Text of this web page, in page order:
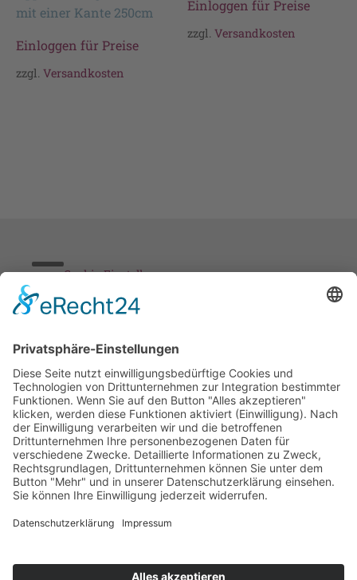
mit einer Kante 250cm
Einloggen für Preise
zzgl. Versandkosten
Einloggen für Preise
zzgl.Versandkosten
Cookie-Einstellungen
Stickereien & Textilien GmbH| Alle Rechte vorbehalten